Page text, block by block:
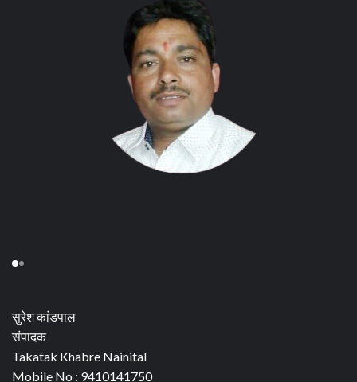
सुरेश कांडपाल
संपादक
Takatak Khabre Nainital
Mobile No : 9410141750